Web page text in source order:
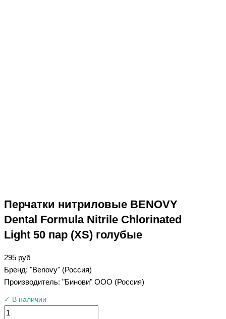
Перчатки нитриловые BENOVY
Dental Formula Nitrile Chlorinated
Light 50 пар (XS) голубые
295 руб
Бренд: "Benovy" (Россия)
Производитель: "Бинови" ООО (Россия)
✓ В наличии